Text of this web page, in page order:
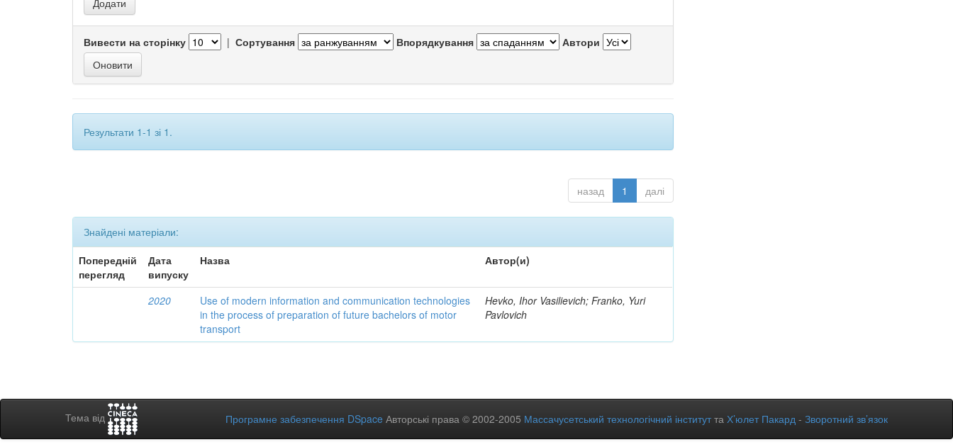
Вивести на сторінку | Сортування Впорядкування Автори
Результати 1-1 зі 1.
назад 1 далі
Знайдені матеріали:
Попередній
перегляд
Дата
випуску
Назва Автор(и)
2020
Use of modern information and communication technologies
in the process of preparation of future bachelors of motor
transport
Hevko, Ihor Vasilievich; Franko, Yuri
Pavlovich
Тема від Програмне забезпечення DSpace Авторські права © 2002-2005 Массачусетський технологічний інститутта Х’юлет Пакард - Зворотний зв’язок